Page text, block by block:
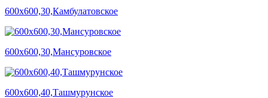
600х600,30,Камбулатовское
600х600,30,Мансуровское
600х600,40,Ташмурунское